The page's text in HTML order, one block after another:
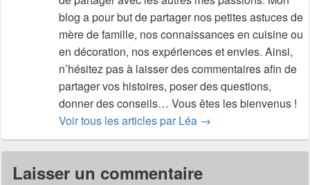
blog a pour but de partager nos petites astuces de
mère de famille, nos connaissances en cuisine ou
en décoration, nos expériences et envies. Ainsi,
n’hésitez pas à laisser des commentaires afin de
partager vos histoires, poser des questions,
donner des conseils… Vous êtes les bienvenus !
Voir tous les articles par Léa →
Laisser un commentaire